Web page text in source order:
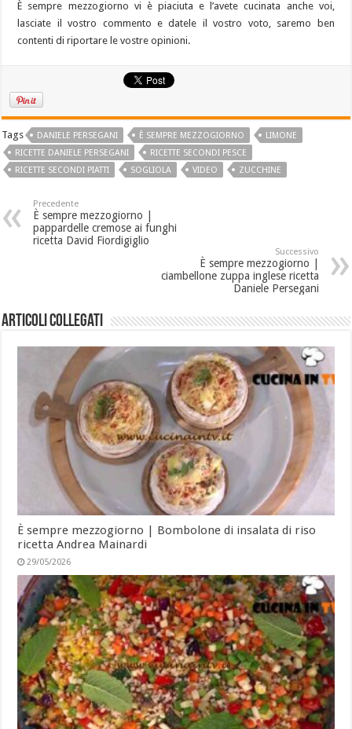
È sempre mezzogiorno vi è piaciuta e l’avete cucinata anche voi,
lasciate il vostro commento e datele il vostro voto, saremo ben
contenti di riportare le vostre opinioni.
Tags DANIELE PERSEGANI È SEMPRE MEZZOGIORNO
LIMONE
RICETTE DANIELE PERSEGANI
RICETTE SECONDI PESCE
RICETTE SECONDI PIATTI
SOGLIOLA VIDEO ZUCCHINE
Precedente
È sempre mezzogiorno |
pappardelle cremose ai funghi
ricetta David Fiordigiglio
Successivo
È sempre mezzogiorno |
ciambellone zuppa inglese ricetta
Daniele Persegani
Articoli collegati
È sempre mezzogiorno | Bombolone di insalata di riso
ricetta Andrea Mainardi
29/05/2026